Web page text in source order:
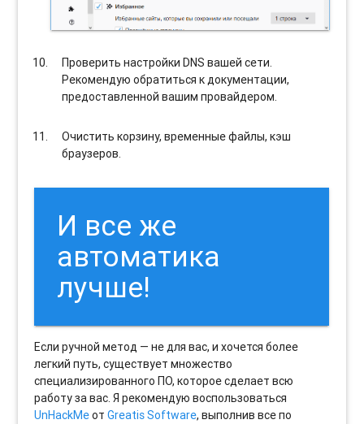
Проверить настройки DNS вашей сети.
Рекомендую обратиться к документации,
предоставленной вашим провайдером.
Очистить корзину, временные файлы, кэш
браузеров.
И все же
автоматика
лучше!
Если ручной метод — не для вас, и хочется более
легкий путь, существует множество
специализированного ПО, которое сделает всю
работу за вас. Я рекомендую воспользоваться
UnHackMeотGreatis Software, выполнив все по